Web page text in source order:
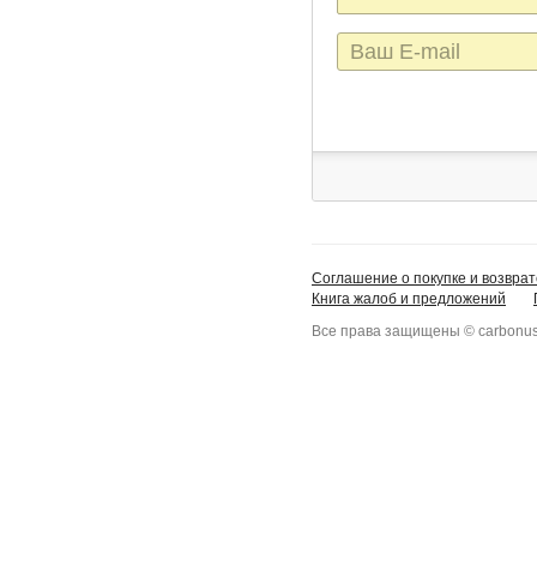
E-
mail
Соглашение о покупке и
Книга жалоб и предложений
Все права защищены ©